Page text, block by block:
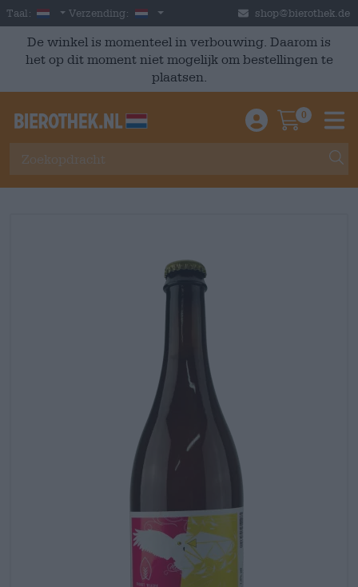
Skip to main content
Taal: Dutch
Verzending: Nederland shop@bierothek.de
De winkel is momenteel in verbouwing. Daarom is
het op dit moment niet mogelijk om bestellingen te
plaatsen.
Einloggen /
0